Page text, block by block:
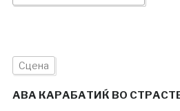
Сцена
АВА КАРАБАТИЌ ВО